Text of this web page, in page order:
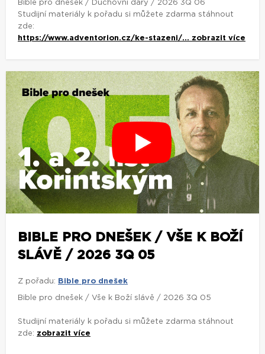
Bible pro dnešek / Duchovní dary / 2026 3Q 06
Studijní materiály k pořadu si můžete zdarma stáhnout
zde:
https://www.adventorion.cz/ke-stazeni/... zobrazit více
BIBLE PRO DNEŠEK / VŠE K BOŽÍ
SLÁVĚ / 2026 3Q 05
Z pořadu: Bible pro dnešek
Bible pro dnešek / Vše k Boží slávě / 2026 3Q 05
Studijní materiály k pořadu si můžete zdarma stáhnout
zde: zobrazit více